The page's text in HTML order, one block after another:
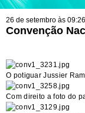
26 de setembro às 09:26
Convenção
O potiguar Jussier
Com direito a foto do